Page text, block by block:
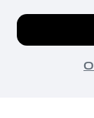
психотропных
их незаконный
© 2026 ООО
Все права
Мы